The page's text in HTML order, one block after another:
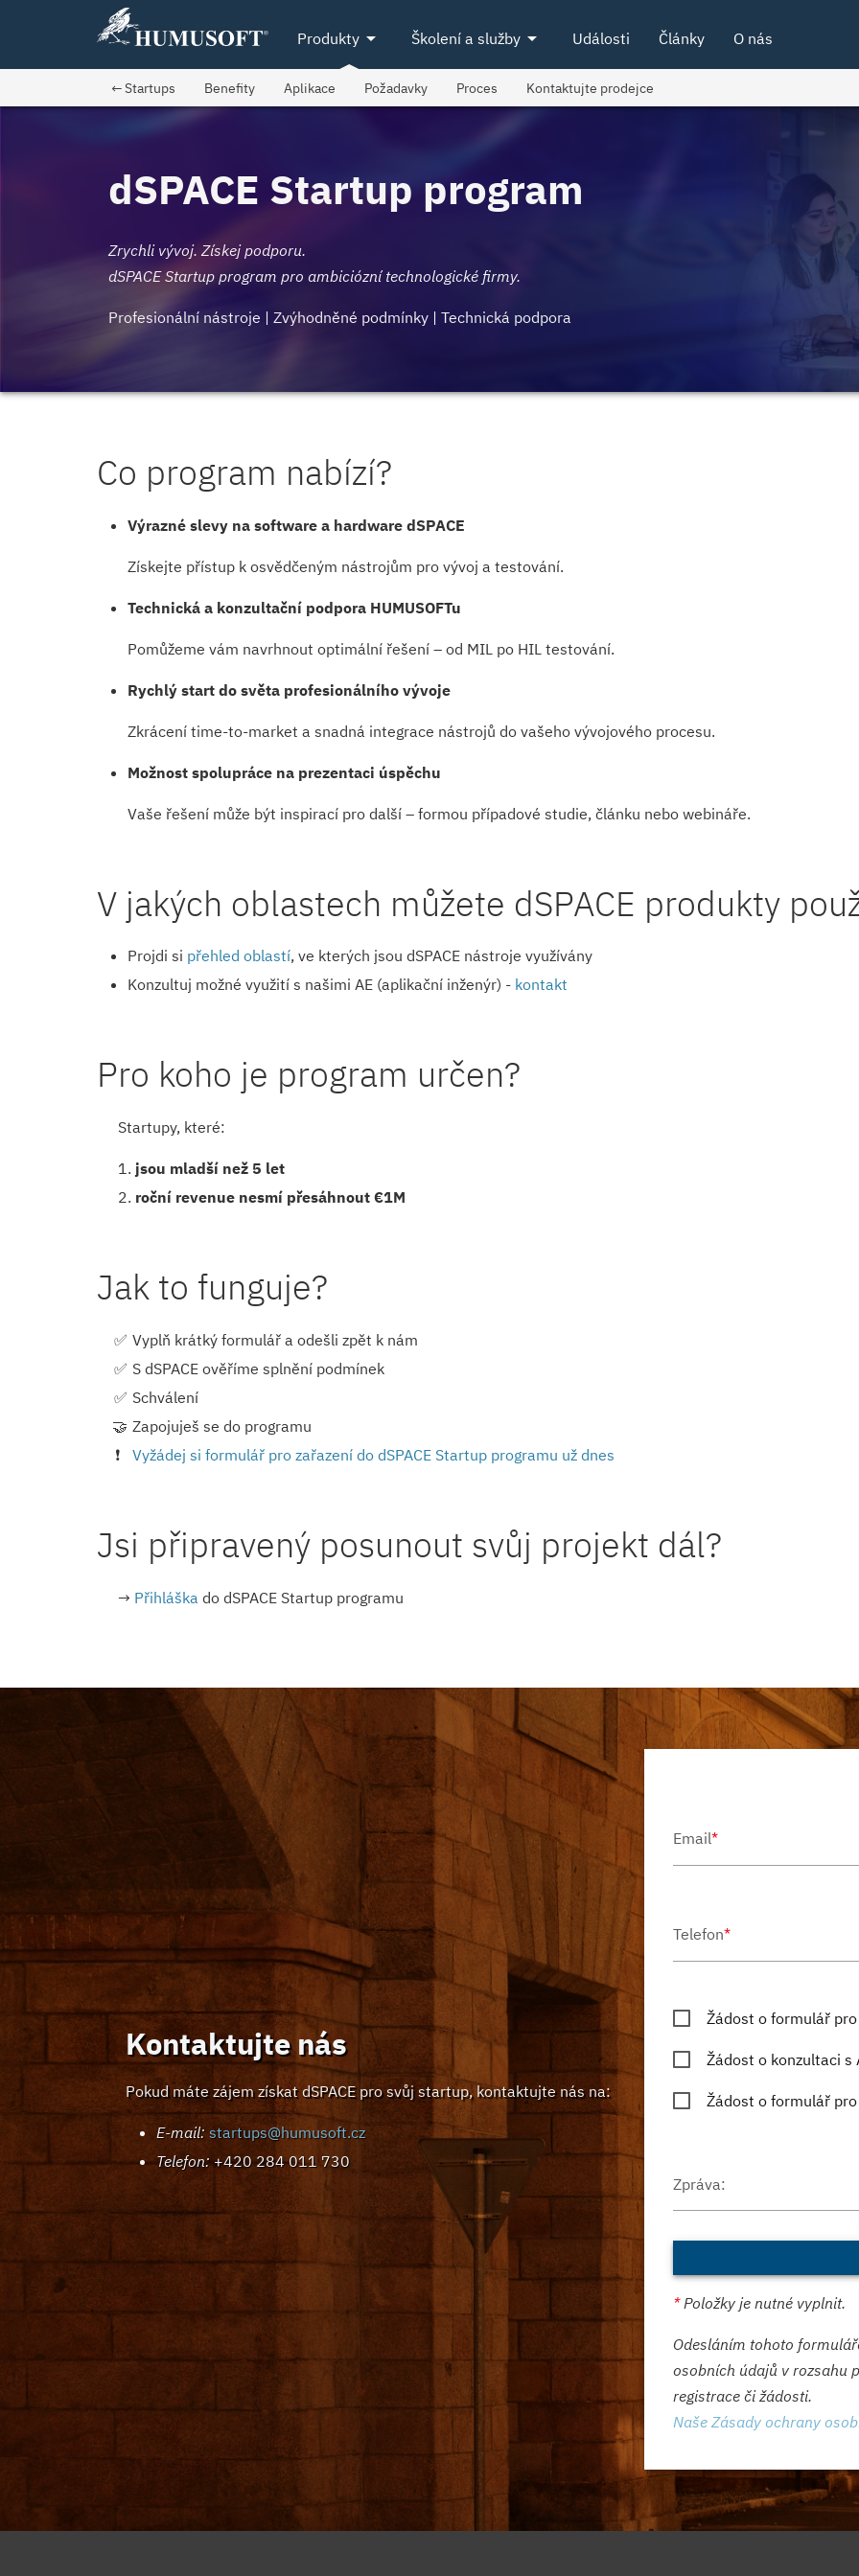
Produktyarrow_drop_down Školení a službyarrow_drop_down Události Články O nás
← Startups Benefity Aplikace Požadavky Proces Kontaktujte prodejce
dSPACE Startup program
Zrychli vývoj. Získej podporu.
dSPACE Startup program pro ambiciózní technologické firmy.
Profesionální nástroje | Zvýhodněné podmínky | Technická podpora
Co program nabízí?
Výrazné slevy na software a hardware dSPACE
Získejte přístup k osvědčeným nástrojům pro vývoj a testování.
Technická a konzultační podpora HUMUSOFTu
Pomůžeme vám navrhnout optimální řešení – od MIL po HIL testování.
Rychlý start do světa profesionálního vývoje
Zkrácení time-to-market a snadná integrace nástrojů do vašeho vývojového procesu.
Možnost spolupráce na prezentaci úspěchu
Vaše řešení může být inspirací pro další – formou případové studie, článku nebo webináře.
V jakých oblastech můžete dSPACE produkty
Projdi si přehled oblastí, ve kterých jsou dSPACE nástroje využívány
Konzultuj možné využití s ​​našimi AE (aplikační inženýr) - kontakt
Pro koho je program určen?
Startupy, které:
jsou mladší než 5 let
roční revenue nesmí přesáhnout €1M
Jak to funguje?
Vyplň krátký formulář a odešli zpět k nám
S dSPACE ověříme splnění podmínek
Schválení
Zapojuješ se do programu
Vyžádej si formulář pro zařazení do dSPACE Startup programu už dnes
Jsi připravený posunout svůj projekt dál?
→ Přihláška do dSPACE Startup programu
Kontaktujte nás
Pokud máte zájem získat dSPACE pro svůj startup, kontaktujte nás na:
E-mail: startups@humusoft.cz
Telefon:+420 284 011 730
Email*
Telefon*
Žádost o formulář
Žádost o konzultaci s
Žádost o formulář
Zpráva:
*Položky je nutné vyplnit.
Odesláním tohoto
osobních údajů v rozsahu
registrace či žádosti.
Naše Zásady ochrany